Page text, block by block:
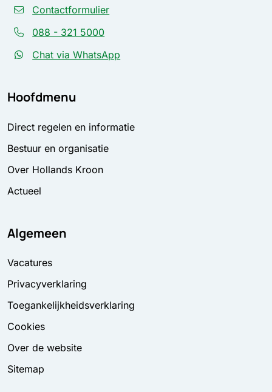
Contactformulier
088 - 321 5000
Chat via WhatsApp
Hoofdmenu
Direct regelen en informatie
Bestuur en organisatie
Over Hollands Kroon
Actueel
Algemeen
Vacatures
Privacyverklaring
Toegankelijkheidsverklaring
Cookies
Over de website
Sitemap